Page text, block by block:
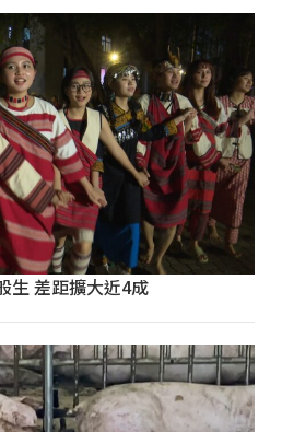
生 差距擴大近4成